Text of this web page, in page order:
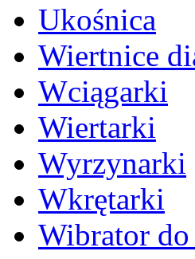
Ukośnica
Wiertnice
Wciągarki
Wiertarki
Wyrzynarki
Wkrętarki
Wibrator do